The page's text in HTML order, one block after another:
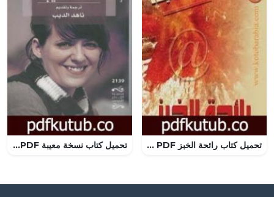
تحميل كتاب رائحة الخبز PDF تأليف أحمد الخميسي مجانا [كامل] تحميل كتاب نسخة معيبة PDF تأليف سارة كوتنر مجانا [كامل]